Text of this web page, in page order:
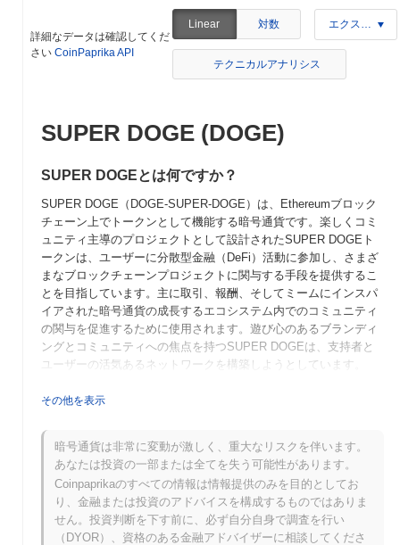
詳細なデータは確認してくだ
さい CoinPaprika API
Linear 対数 エクスポート
テクニカルアナリシス
SUPER DOGE (DOGE)
SUPER DOGEとは何ですか？
SUPER DOGE（DOGE-SUPER-DOGE）は、Ethereumブロック
チェーン上でトークンとして機能する暗号通貨です。楽しくコミ
ュニティ主導のプロジェクトとして設計されたSUPER DOGEト
ークンは、ユーザーに分散型金融（DeFi）活動に参加し、さまざ
まなブロックチェーンプロジェクトに関与する手段を提供するこ
とを目指しています。主に取引、報酬、そしてミームにインスパ
イアされた暗号通貨の成長するエコシステム内でのコミュニティ
の関与を促進するために使用されます。遊び心のあるブランディ
ングとコミュニティへの焦点を持つSUPER DOGEは、支持者と
ユーザーの活気あるネットワークを構築しようとしています。
SUPER DOGEはいつ、どのように始まりましたか？
化の楽しさと慈善活動を組み合わせることを目的としたコミュニ
ティ主導のプロジェクトとして立ち上げられました。匿名の開発
者チームによって作成されたSUPER DOGEは、暗号通貨コミュ
ニティ内で急速に注目を集めました。その初期の開発は、さまざ
まな分散型取引所での初期上場などの重要なイベントによって特
徴付けられ、可視性とユーザーの採用を高めるのに役立ちまし
その他を表示
暗号通貨は非常に変動が激しく、重大なリスクを伴います。
あなたは投資の一部または全てを失う可能性があります。
Coinpaprikaのすべての情報は情報提供のみを目的としてお
り、金融または投資のアドバイスを構成するものではありま
せん。投資判断を下す前に、必ず自分自身で調査を行い
（DYOR）、資格のある金融アドバイザーに相談してくださ